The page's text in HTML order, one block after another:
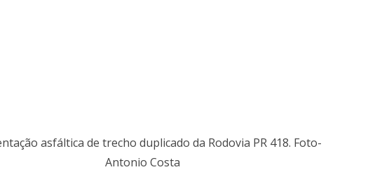
asfáltica de trecho duplicado da Rodovia PR 418. Foto-
Antonio Costa